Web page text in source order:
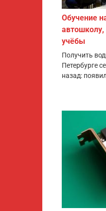
Обучение
автошколу,
учёбы
Получить
Петербурге
назад: